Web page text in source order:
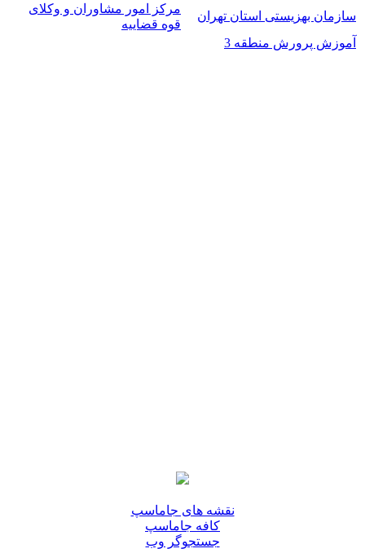
سازمان بهزیستی استان تهران
مرکز امور مشاوران و وکلای
قوه قضاییه
آموزش پرورش منطقه 3
نقشه های جاماسپ
کافه جاماسپ
جستجوگر وب